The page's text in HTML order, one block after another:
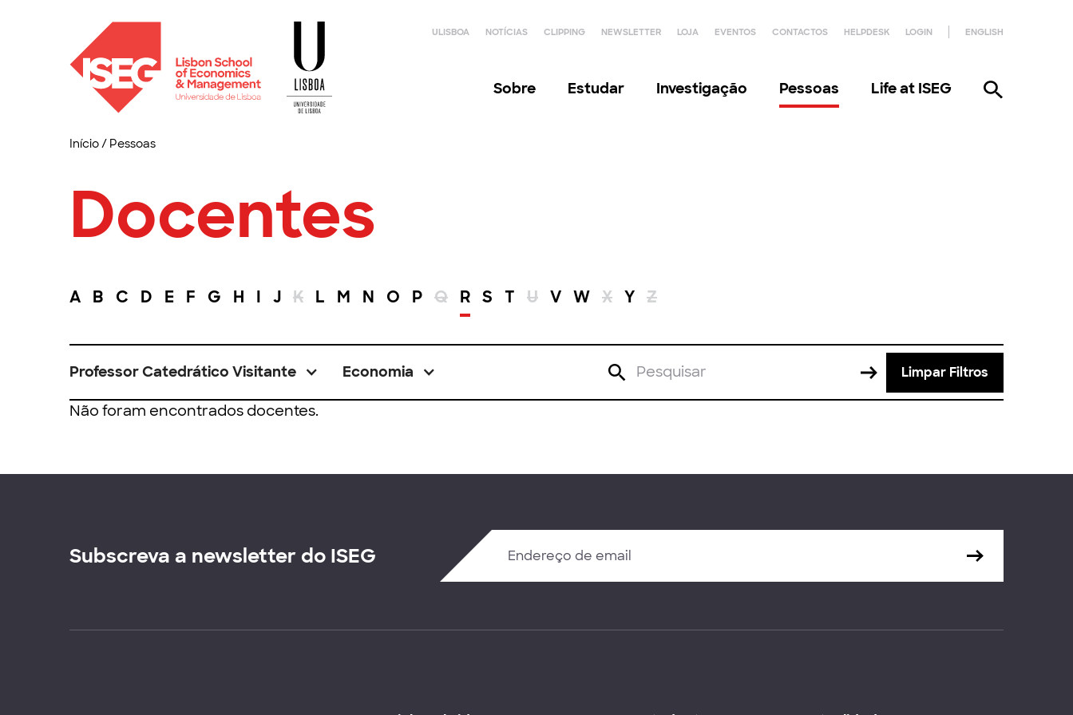
ULISBOA NOTÍCIAS CLIPPING NEWSLETTER LOJA EVENTOS CONTACTOS HELPDESK LOGIN ENGLISH
Sobre Estudar Investigação Pessoas Life at ISEG
Início/ Pessoas
Docentes
A B C D E F G H I J K L M N O P Q R S T U V W X Y Z
Professor Catedrático Visitante Economia Limpar Filtros
Não foram encontrados docentes.
Subscreva a newsletter do ISEG